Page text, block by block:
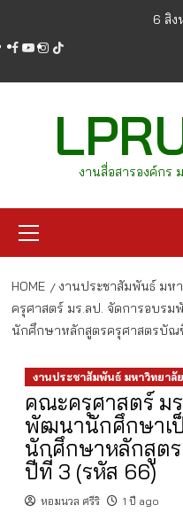
content
6 สิง
facebook
youtube
instagram
tiktok
งานสื่อสารองค์กร
Menu
HOME งานประชาสัมพันธ์ มห
ครุศาสตร์ มร.ลป. จัดการอบร
นักศึกษาหลักสูตรครุศาสตรบัณ
งานประชาสัมพันธ์ มหาวิทยาลั
คณะครุศาสตร์ ม
พัฒนานักศึกษาเ
นักศึกษาหลักสูต
ปีที่ 3 (รหัส 66)
หอมนวล ศรีริ 1 ปี ago